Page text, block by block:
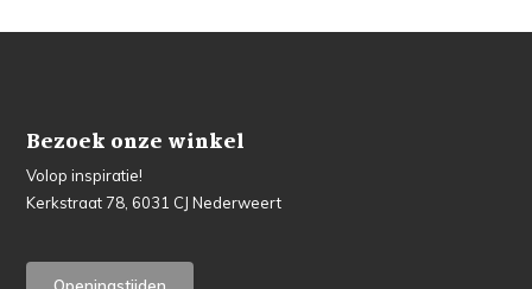
Bezoek onze winkel
Volop inspiratie!
Kerkstraat 78, 6031 CJ Nederweert